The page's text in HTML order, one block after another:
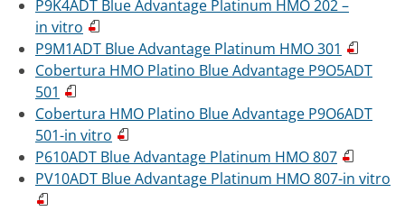
P9K4ADT Blue Advantage Platinum HMO 202 –
in vitro
P9M1ADT Blue Advantage Platinum HMO 301
Cobertura HMO Platino Blue Advantage P9O5ADT
501
Cobertura HMO Platino Blue Advantage P9O6ADT
501-in vitro
P610ADT Blue Advantage Platinum HMO 807
PV10ADT Blue Advantage Platinum HMO 807-in vitro